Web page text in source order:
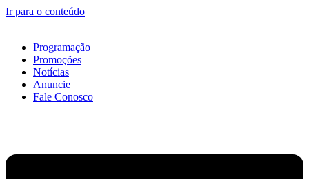
Ir para o conteúdo
Programação
Promoções
Notícias
Anuncie
Fale Conosco